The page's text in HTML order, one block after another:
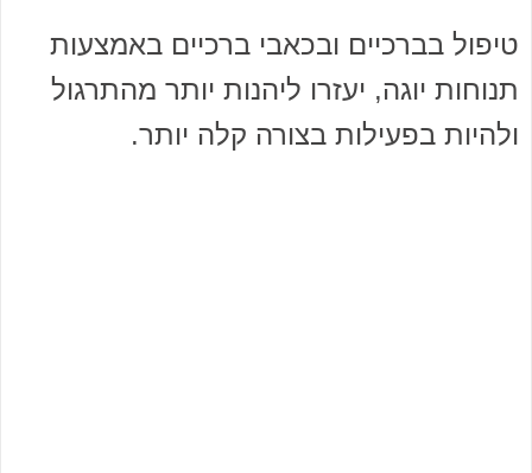
טיפול בברכיים ובכאבי ברכיים באמצעות
תנוחות יוגה, יעזרו ליהנות יותר מהתרגול
ולהיות בפעילות בצורה קלה יותר.